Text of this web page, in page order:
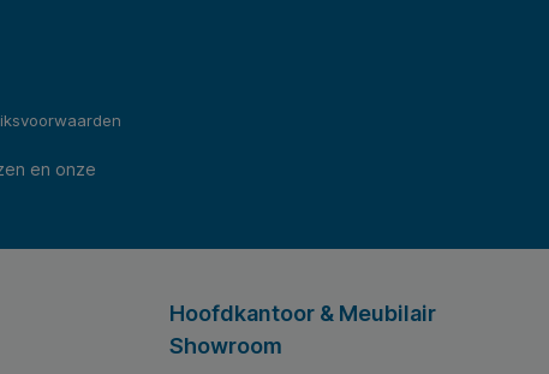
en onze
Hoofdkantoor & Meubilair
Showroom